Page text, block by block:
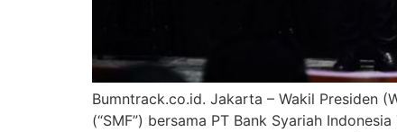
Bumntrack.co.id. Jakarta – Wakil Presiden
(“SMF”) bersama PT Bank Syariah